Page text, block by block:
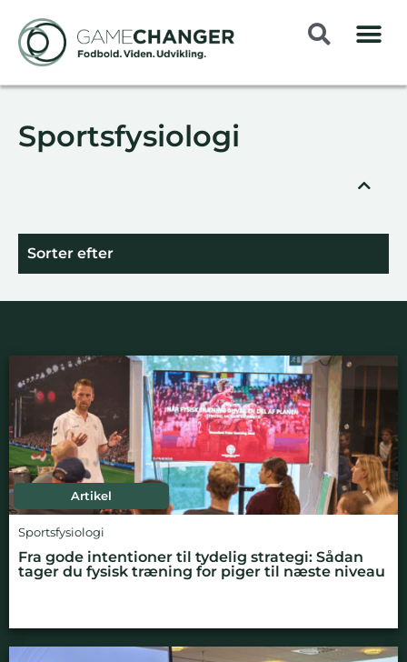
Sportsfysiologi
Sorter efter
Artikel
Sportsfysiologi
Fra gode intentioner til tydelig strategi: Sådan
tager du fysisk træning for piger til næste niveau